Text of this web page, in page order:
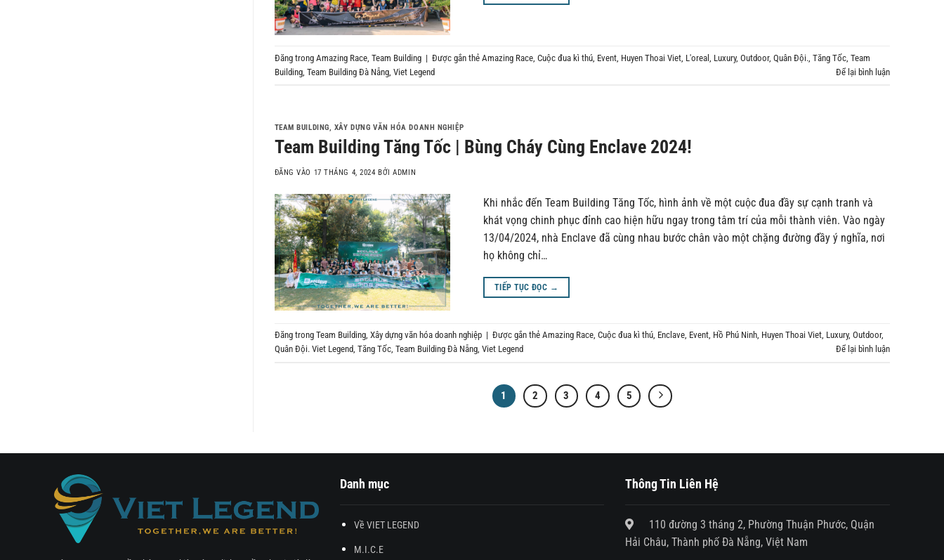
Đăng trong Amazing Race, Team Building | Được gắn thẻ Amazing Race, Cuộc đua kì thú, Event, Huyen Thoai Viet, L'oreal Luxury, Outdoor, Quân Đội. Tăng Tốc, Team
Building, Team Building Đà Nẵng, Viet Legend Để lại bình luận
TEAM BUILDING, XÂY DỰNG VĂN HÓA DOANH NGHIỆP
Team Building Tăng Tốc | Bùng Cháy Cùng Enclave 2024!
ĐĂNG VÀO 17 THÁNG 4, 2024 BỞIADMIN
Khi nhắc đến Team Building Tăng Tốc, hình ảnh về một cuộc đua đầy sự cạnh tranh và
khát vọng chinh phục đỉnh cao hiện hữu ngay trong tâm trí của mỗi thành viên. Vào ngày
13/04/2024, nhà Enclave đã cùng nhau bước chân vào một chặng đường đầy ý nghĩa, nơi
họ không chỉ…
TIẾP TỤC ĐỌC →
Đăng trong Team Building, Xây dựng văn hóa doanh nghiệp | Được gắn thẻ Amazing Race, Cuộc đua kì thú, Enclave, Event, Hồ Phú Ninh, Huyen Thoai Viet, Luxury, Outdoor,
Quân Đội. Viet Legend, Tăng Tốc, Team Building Đà Nẵng, Viet Legend Để lại bình luận
1 2 3 4 5
Danh mục
Về VIET LEGEND
M.I.C.E
Thông Tin Liên Hệ
110 đường 3 tháng 2, Phường Thuận Phước, Quận
Hải Châu, Thành phố Đà Nẵng, Việt Nam